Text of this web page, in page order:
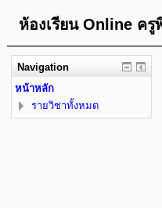
ห้องเรียน Online ครู
Navigation
หน้าหลัก
รายวิชาทั้งหมด